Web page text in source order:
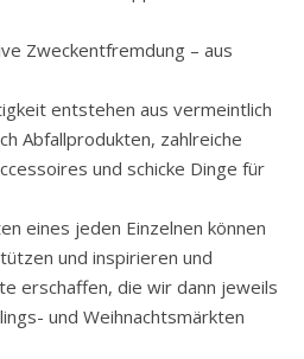
Zweckentfremdung – aus
entstehen aus vermeintlich
Abfallprodukten, zahlreiche
und schicke Dinge für
eines jeden Einzelnen können
und inspirieren und
erschaffen, die wir dann jeweils
und Weihnachtsmärkten